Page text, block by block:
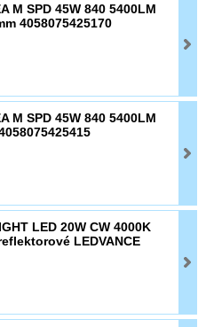
M SPD 45W 840 5400LM
4058075425170
M SPD 45W 840 5400LM
LED 20W CW 4000K
LEDVANCE